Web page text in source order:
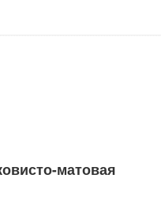
матовая